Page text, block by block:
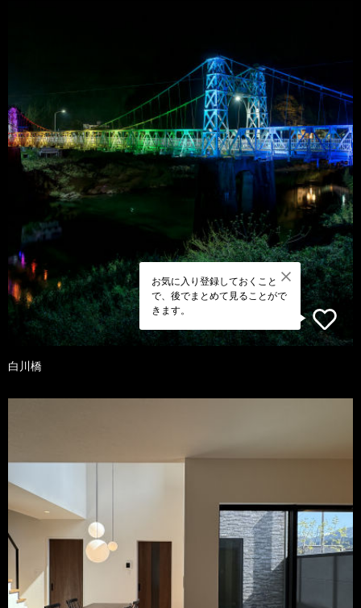
お気に入り登録しておくこと
で、後でまとめて見ることがで
きます。
白川橋